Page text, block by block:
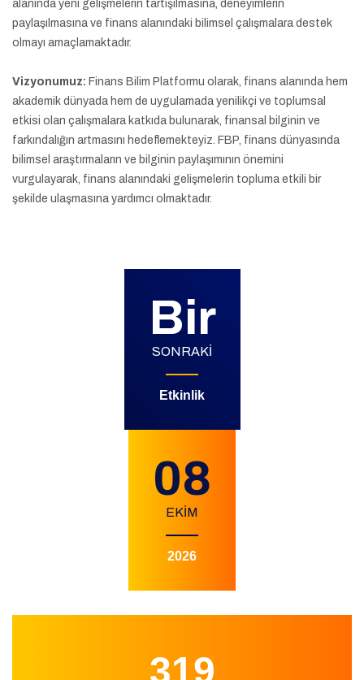
alanında yeni gelişmelerin tartışılmasına, deneyimlerin
paylaşılmasına ve finans alanındaki bilimsel çalışmalara destek
olmayı amaçlamaktadır.
Vizyonumuz: Finans Bilim Platformu olarak, finans alanında hem
akademik dünyada hem de uygulamada yenilikçi ve toplumsal
etkisi olan çalışmalara katkıda bulunarak, finansal bilginin ve
farkındalığın artmasını hedeflemekteyiz. FBP, finans dünyasında
bilimsel araştırmaların ve bilginin paylaşımının önemini
vurgulayarak, finans alanındaki gelişmelerin topluma etkili bir
şekilde ulaşmasına yardımcı olmaktadır.
08
EKİM
2026
Bir
SONRAKI
Etkinlik
362